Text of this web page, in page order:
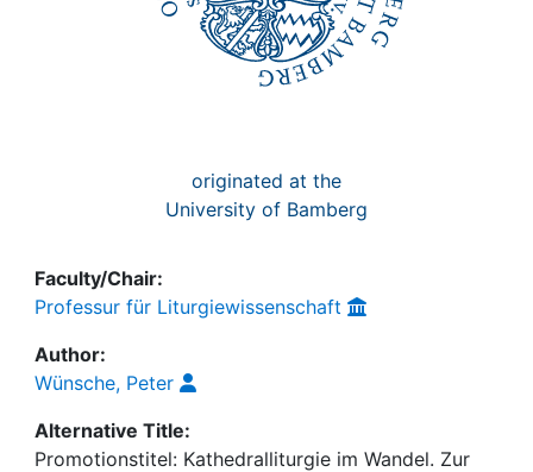
originated at the
University of Bamberg
Faculty/Chair:
Professur für Liturgiewissenschaft
Author:
Wünsche, Peter
Alternative Title:
Promotionstitel: Kathedralliturgie im Wandel. Zur